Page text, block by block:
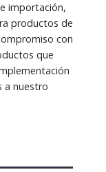
importación,
productos de
con
que
a nuestro